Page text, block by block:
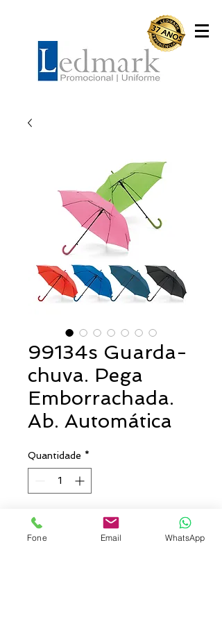
99134s Guarda-
chuva. Pega
Emborrachada.
Ab. Automática
Quantidade *
Entre em contato para comprar
Fone Email WhatsApp